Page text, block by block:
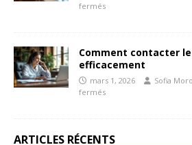
fermés
Comment contacter
efficacement
mars 1, 2026 Sofia
fermés
ARTICLES RÉCENTS